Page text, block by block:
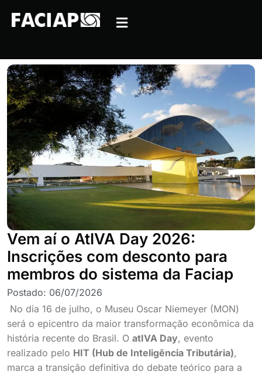
Vem aí o AtIVA Day 2026:
Inscrições com desconto para
membros do sistema da Faciap
Postado: 06/07/2026
No dia 16 de julho, o Museu Oscar Niemeyer (MON)
será o epicentro da maior transformação econômica da
história recente do Brasil. O atIVA Day, evento
realizado pelo HIT (Hub de Inteligência Tributária),
marca a transição definitiva do debate teórico para a